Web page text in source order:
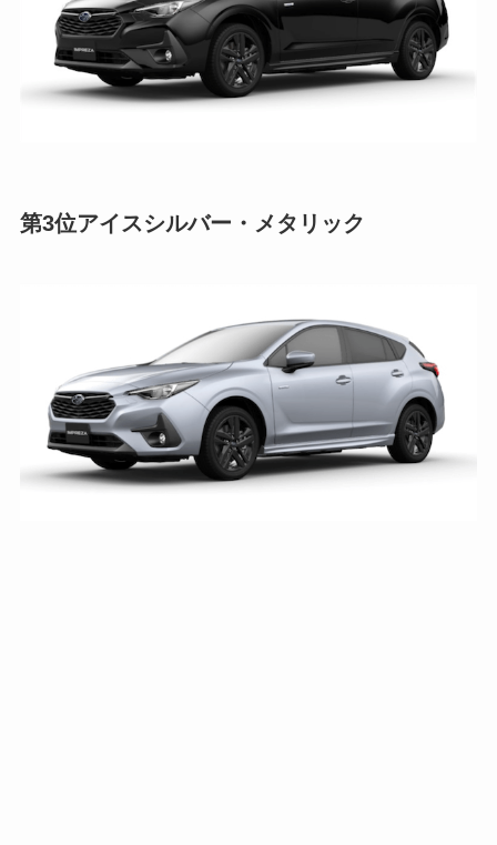
第3位アイスシルバー・メタリック